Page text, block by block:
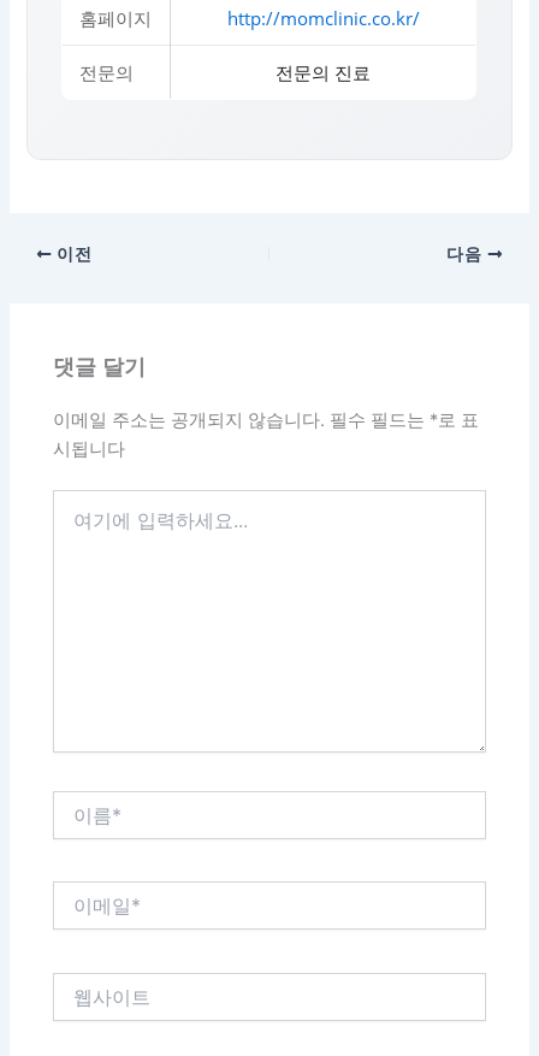
홈페이지 http://momclinic.co.kr/
전문의 전문의 진료
이전 다음
댓글 달기
이메일 주소는 공개되지 않습니다. 필수 필드는 *로 표
시됩니다